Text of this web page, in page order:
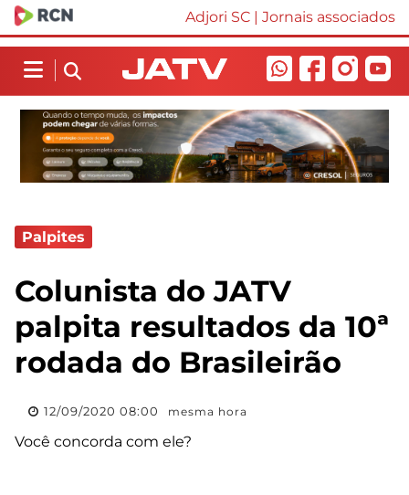
Adjori SC | Jornais associados
Palpites
Colunista do JATV
palpita resultados da 10ª
rodada do Brasileirão
12/09/2020 08:00 mesma hora
Você concorda com ele?